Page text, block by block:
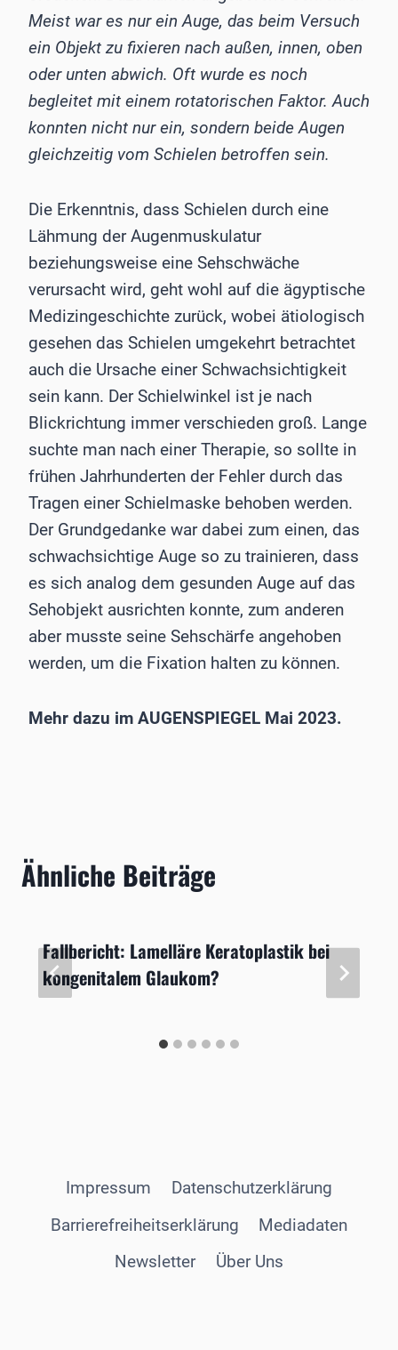
Meist war es nur ein Auge, das beim Versuch
ein Objekt zu fixieren nach außen, innen, oben
oder unten abwich. Oft wurde es noch
begleitet mit einem rotatorischen Faktor. Auch
konnten nicht nur ein, sondern beide Augen
gleichzeitig vom Schielen betroffen sein.
Die Erkenntnis, dass Schielen durch eine
Lähmung der Augenmuskulatur
beziehungsweise eine Sehschwäche
verursacht wird, geht wohl auf die ägyptische
Medizingeschichte zurück, wobei ätiologisch
gesehen das Schielen umgekehrt betrachtet
auch die Ursache einer Schwachsichtigkeit
sein kann. Der Schielwinkel ist je nach
Blickrichtung immer verschieden groß. Lange
suchte man nach einer Therapie, so sollte in
frühen Jahrhunderten der Fehler durch das
Tragen einer Schielmaske behoben werden.
Der Grundgedanke war dabei zum einen, das
schwachsichtige Auge so zu trainieren, dass
es sich analog dem gesunden Auge auf das
Sehobjekt ausrichten konnte, zum anderen
aber musste seine Sehschärfe angehoben
werden, um die Fixation halten zu können.
Mehr dazu im AUGENSPIEGEL Mai 2023.
Ähnliche Beiträge
Fallbericht: Lamelläre Keratoplastik bei
kongenitalem Glaukom?
Impressum
Datenschutzerklärung
Barrierefreiheitserklärung
Mediadaten
Newsletter
Über Uns